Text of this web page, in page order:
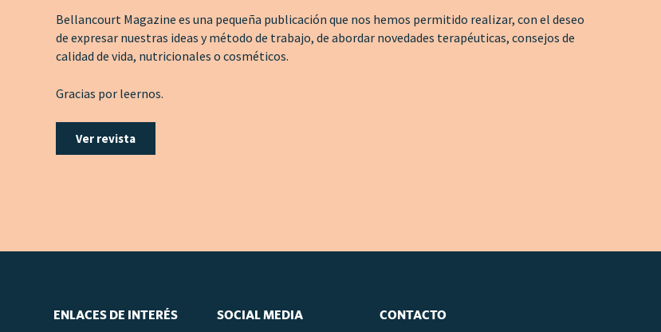
Bellancourt Magazine es una pequeña publicación que nos hemos permitido realizar, con el deseo
de expresar nuestras ideas y método de trabajo, de abordar novedades terapéuticas, consejos de
calidad de vida, nutricionales o cosméticos.
Gracias por leernos.
Ver revista
ENLACES DE INTERÉS SOCIAL MEDIA
CONTACTO